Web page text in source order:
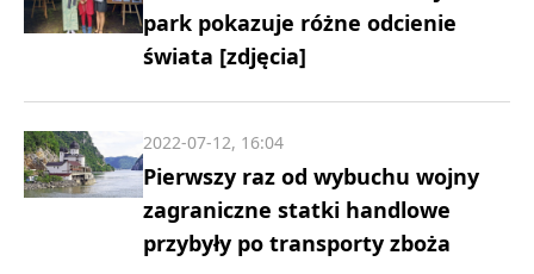
park pokazuje różne odcienie
świata [zdjęcia]
Pierwszy raz od wybuchu wojny
zagraniczne statki handlowe
przybyły po transporty zboża
2022-07-12, 16:04